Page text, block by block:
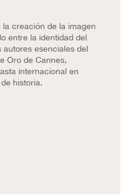
creación de la imagen
entre la identidad del
esenciales del
Oro de Cannes,
internacional en
historia.